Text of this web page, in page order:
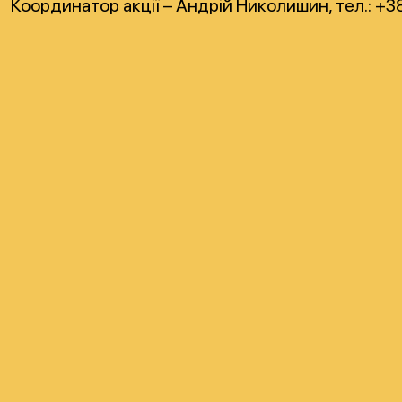
Координатор акції – Андрій Николишин, тел.: